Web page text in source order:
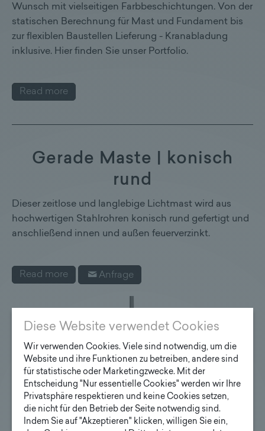
Wunsch mit vielseitigen Farbbeschichtungen. Von der
statischen Berechnung für Mast und Fundament bis
zur flexiblen Baustellen Lieferung - Kranabladung
inklusive. Hier finden Sie unser Portfolio.
Read more
Gerade Maste | konisch
rund
Dieser zeitlose und langlebige Lichtmast wird aus
hochwertigen Stahlrohren konisch rund gefertigt und
anschließend innen und außen feuerverzinkt.
Read more Anfrage
Diese Website verwendet Cookies
Wir verwenden Cookies. Viele sind notwendig, um die
Website und ihre Funktionen zu betreiben, andere sind
für statistische oder Marketingzwecke. Mit der
Entscheidung "Nur essentielle Cookies" werden wir Ihre
Privatsphäre respektieren und keine Cookies setzen,
die nicht für den Betrieb der Seite notwendig sind.
Indem Sie auf "Akzeptieren" klicken, willigen Sie ein,